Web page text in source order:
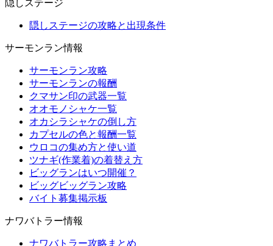
隠しステージ
隠しステージの攻略と出現条件
サーモンラン情報
サーモンラン攻略
サーモンランの報酬
クマサン印の武器一覧
オオモノシャケ一覧
オカシラシャケの倒し方
カプセルの色と報酬一覧
ウロコの集め方と使い道
ツナギ(作業着)の着替え方
ビッグランはいつ開催？
ビッグビッグラン攻略
バイト募集掲示板
ナワバトラー情報
ナワバトラー攻略まとめ